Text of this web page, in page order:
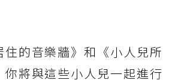
的音樂牆》和《小人兒所
將與這些小人兒一起進行